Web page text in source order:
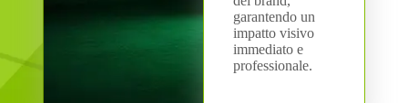
garantendo un
impatto visivo
immediato e
professionale.